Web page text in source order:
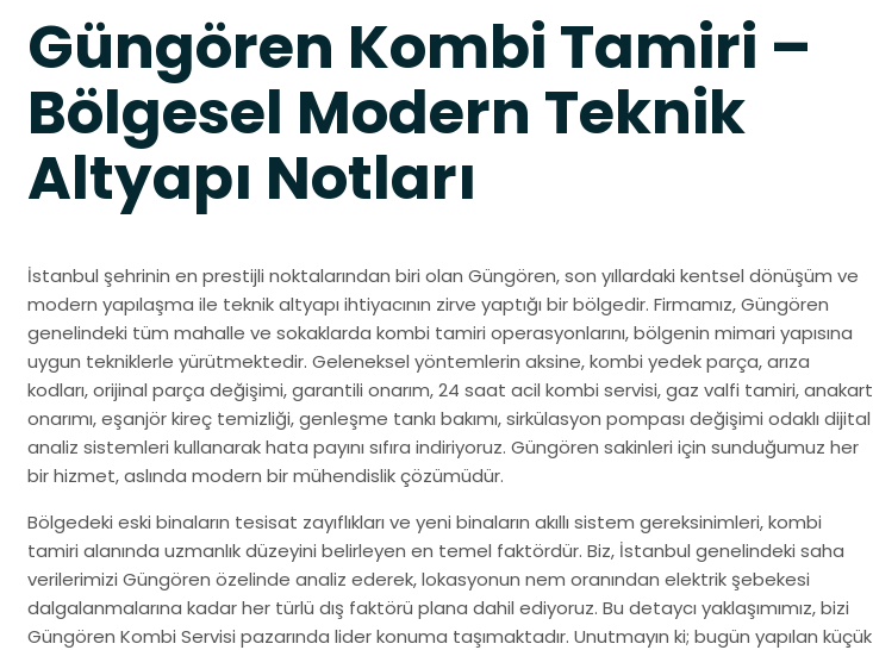
Güngören Kombi Tamiri –
Bölgesel Modern Teknik
Altyapı Notları
İstanbul şehrinin en prestijli noktalarından biri olan Güngören, son yıllardaki kentsel dönüşüm ve
modern yapılaşma ile teknik altyapı ihtiyacının zirve yaptığı bir bölgedir. Firmamız, Güngören
genelindeki tüm mahalle ve sokaklarda kombi tamiri operasyonlarını, bölgenin mimari yapısına
uygun tekniklerle yürütmektedir. Geleneksel yöntemlerin aksine, kombi yedek parça, arıza
kodları, orijinal parça değişimi, garantili onarım, 24 saat acil kombi servisi, gaz valfi tamiri, anakart
onarımı, eşanjör kireç temizliği, genleşme tankı bakımı, sirkülasyon pompası değişimi odaklı dijital
analiz sistemleri kullanarak hata payını sıfıra indiriyoruz. Güngören sakinleri için sunduğumuz her
bir hizmet, aslında modern bir mühendislik çözümüdür.
Bölgedeki eski binaların tesisat zayıflıkları ve yeni binaların akıllı sistem gereksinimleri, kombi
tamiri alanında uzmanlık düzeyini belirleyen en temel faktördür. Biz, İstanbul genelindeki saha
verilerimizi Güngören özelinde analiz ederek, lokasyonun nem oranından elektrik şebekesi
dalgalanmalarına kadar her türlü dış faktörü plana dahil ediyoruz. Bu detaycı yaklaşımımız, bizi
Güngören Kombi Servisi pazarında lider konuma taşımaktadır. Unutmayın ki; bugün yapılan küçük